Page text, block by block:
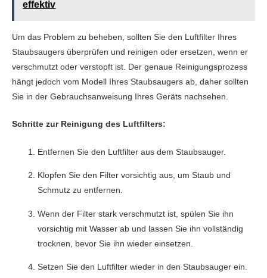
effektiv
Um das Problem zu beheben, sollten Sie den Luftfilter Ihres
Staubsaugers überprüfen und reinigen oder ersetzen, wenn er
verschmutzt oder verstopft ist. Der genaue Reinigungsprozess
hängt jedoch vom Modell Ihres Staubsaugers ab, daher sollten
Sie in der Gebrauchsanweisung Ihres Geräts nachsehen.
Schritte zur Reinigung des Luftfilters:
Entfernen Sie den Luftfilter aus dem Staubsauger.
Klopfen Sie den Filter vorsichtig aus, um Staub und
Schmutz zu entfernen.
Wenn der Filter stark verschmutzt ist, spülen Sie ihn
vorsichtig mit Wasser ab und lassen Sie ihn vollständig
trocknen, bevor Sie ihn wieder einsetzen.
Setzen Sie den Luftfilter wieder in den Staubsauger ein.